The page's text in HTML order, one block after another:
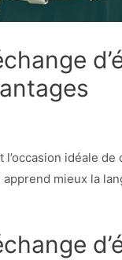
l’occasion idéale
mieux la